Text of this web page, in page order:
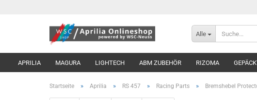
Alle
APRILIA MAGURA LIGHTECH ABM ZUBEHÖR RIZOMA
Startseite » Aprilia » RS 457 » Racing Parts » Bremshebel